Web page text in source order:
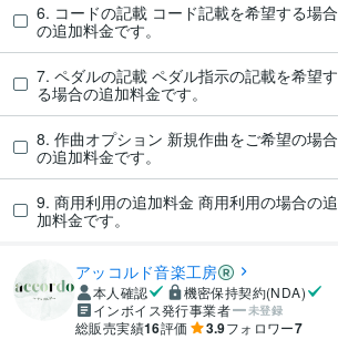
6. コードの記載 コード記載を希望する場合
の追加料金です。
7. ペダルの記載 ペダル指示の記載を希望す
る場合の追加料金です。
8. 作曲オプション 新規作曲をご希望の場合
の追加料金です。
9. 商用利用の追加料金 商用利用の場合の追
加料金です。
アッコルド音楽工房
本人確認
機密保持契約(NDA)
インボイス発行事業者
未登録
総販売実績16評価 3.9フォロワー7